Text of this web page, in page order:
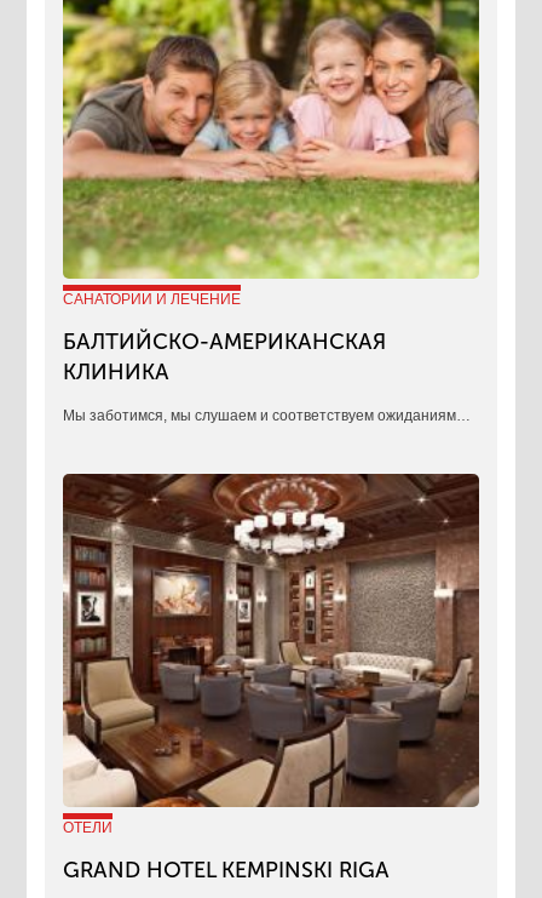
САНАТОРИИ И ЛЕЧЕНИЕ
БАЛТИЙСКО-АМЕРИКАНСКАЯ
КЛИНИКА
​Мы заботимся, мы слушаем и соответствуем ожиданиям…
ОТЕЛИ
GRAND HOTEL KEMPINSKI RIGA